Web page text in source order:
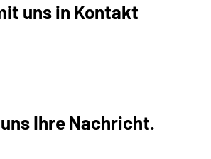
uns in Kontakt
Ihre Nachricht.